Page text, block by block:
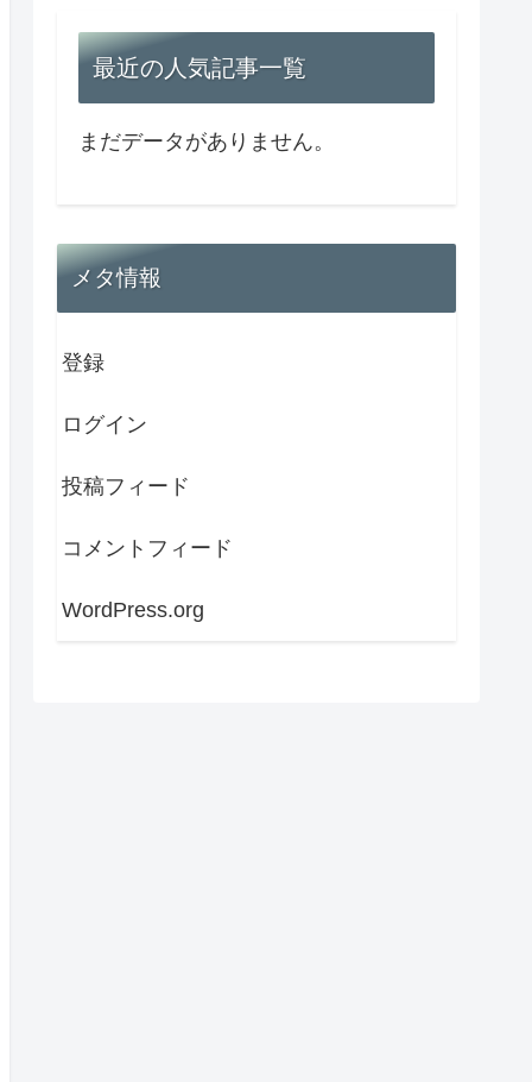
最近の人気記事一覧
まだデータがありません。
メタ情報
登録
ログイン
投稿フィード
コメントフィード
WordPress.org